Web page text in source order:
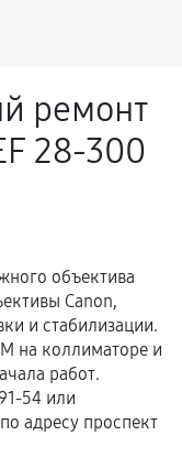
заявленным
перечнем
ремонт
28-300
объектива
Canon,
и стабилизации.
на коллиматоре и
работ.
54 или
адресу проспект